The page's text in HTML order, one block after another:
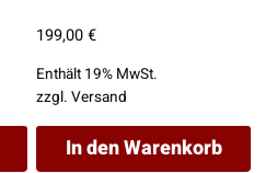
199,00€
Enthält 19% MwSt.
zzgl. Versand
In den Warenkorb